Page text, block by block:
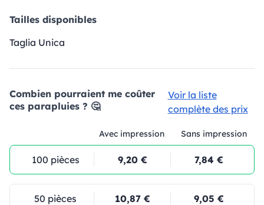
Tailles disponibles
Taglia Unica
Combien pourraient me coûter
ces parapluies ? 🤔
Voir la liste
complète des prix
Avec impression Sans impression
100 pièces 9,20 € 7,84 €
50 pièces 10,87 € 9,05 €